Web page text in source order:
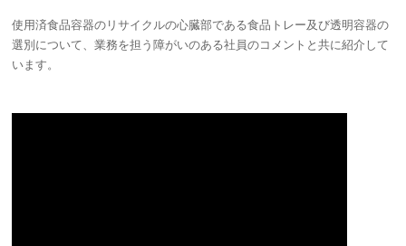
使用済食品容器のリサイクルの心臓部である食品トレー及び透明容器の
選別について、業務を担う障がいのある社員のコメントと共に紹介して
います。